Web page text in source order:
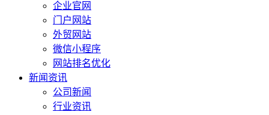
企业官网
门户网站
外贸网站
微信小程序
网站排名优化
新闻资讯
公司新闻
行业资讯